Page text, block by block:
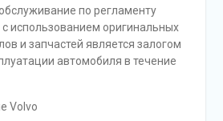
по регламенту
использованием оригинальных
и запчастей является залогом
автомобиля в течение